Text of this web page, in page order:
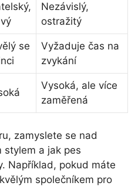
Nezávislý,
ostražitý
se
Vyžaduje čas na
zvykání
Vysoká, ale více
zaměřená
zamyslete se nad
stylem a jak pes
Například, pokud máte
společníkem pro